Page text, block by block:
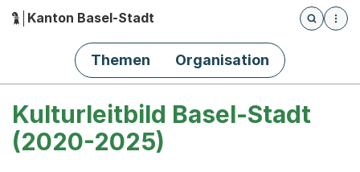
Hauptnavigation
Kanton Basel-Stadt
Öffnet
Themen Organisation
Kulturleitbild Basel-Stadt
(2020-2025)